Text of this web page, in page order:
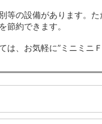
等の設備があります。た
節約できます。
は、お気軽に”ミニミニ